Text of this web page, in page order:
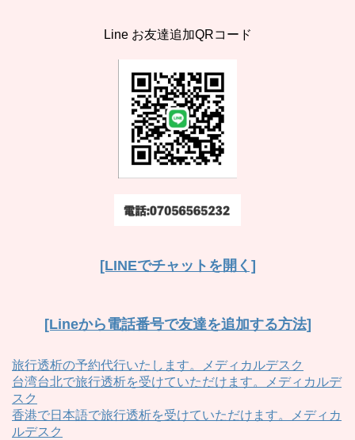
Line お友達追加QRコード
[LINEでチャットを開く]
[Lineから電話番号で友達を追加する方法]
旅行透析の予約代行いたします。メディカルデスク
台湾台北で旅行透析を受けていただけます。メディカルデ
スク
香港で日本語で旅行透析を受けていただけます。メディカ
ルデスク